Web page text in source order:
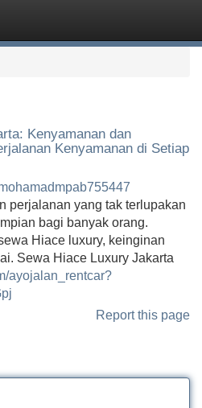
Kenyamanan dan
Kenyamanan di Setiap
perjalanan yang tak terlupakan
bagi banyak orang.
Hiace luxury, keinginan
Sewa Hiace Luxury Jakarta
ayojalan_rentcar?
Report this page